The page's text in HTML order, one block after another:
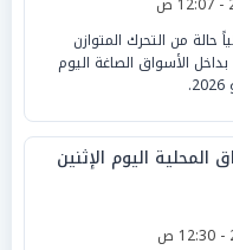
من التحرك المتوازن
بداخل الأسواق الصاغة اليوم
المحلية اليوم الإثنين